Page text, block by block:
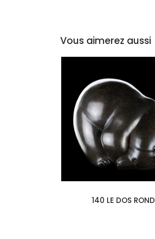
Vous aimerez aussi
140 LE DOS ROND